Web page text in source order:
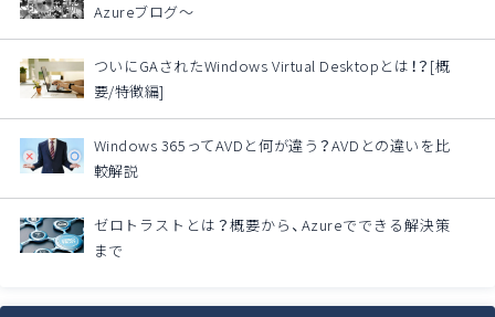
Azureブログ～
ついにGAされたWindows Virtual Desktopとは！？[概
要/特徴編]
Windows 365ってAVDと何が違う？AVDとの違いを比
較解説
ゼロトラストとは？概要から、Azureでできる解決策
まで